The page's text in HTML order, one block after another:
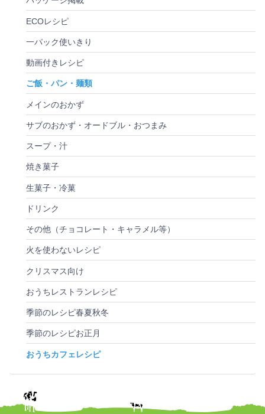
ECOレシピ
一パック使いきり
動画付きレシピ
ご飯・パン・麺類
メインのおかず
サブのおかず・オードブル・おつまみ
スープ・汁
焼き菓子
生菓子・冷菓
ドリンク
その他（チョコレート・キャラメル等）
火を使わないレシピ
クリスマス向け
おうちレストランレシピ
季節のレシピ春夏秋冬
季節のレシピお正月
おうちカフェレシピ